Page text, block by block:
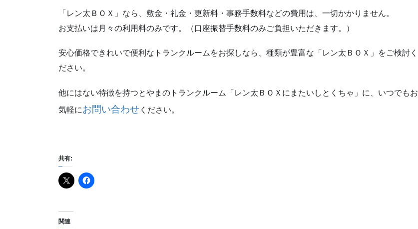
「レン太ＢＯＸ」なら、敷金・礼金・更新料・事務手数料などの費用は、一切かかりません。
お支払いは月々の利用料のみです。（口座振替手数料のみご負担いただきます。）
安心価格できれいで便利なトランクルームをお探しなら、種類が豊富な「レン太ＢＯＸ」をご検討く
ださい。
他にはない特徴を持つとやまのトランクルーム「レン太ＢＯＸにまたいしとくちゃ」に、いつでもお
気軽にお問い合わせ ください。
共有:
関連